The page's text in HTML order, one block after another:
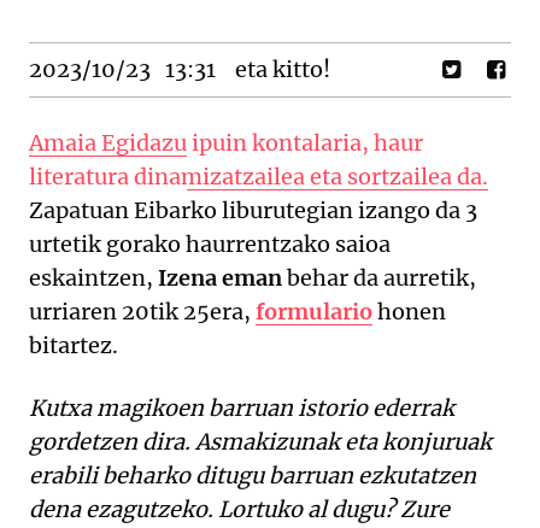
2023/10/23 13:31 eta kitto!
Amaia Egidazuipuin kontalaria, haur
literatura dinamizatzailea eta sortzailea da.
Zapatuan Eibarko liburutegian izango da 3
urtetik gorako haurrentzako saioa
eskaintzen, Izena emanbehar da aurretik,
urriaren 20tik 25era, formulariohonen
bitartez.
Kutxa magikoen barruan istorio ederrak
gordetzen dira. Asmakizunak eta konjuruak
erabili beharko ditugu barruan ezkutatzen
dena ezagutzeko. Lortuko al dugu? Zure